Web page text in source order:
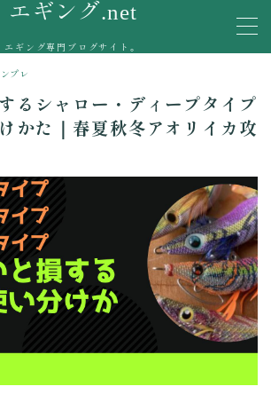
エギング.net
エギング専門ブログサイト。
プレ
るシャロー・ディープタイプ
かた｜春夏秋冬アオリイカ攻